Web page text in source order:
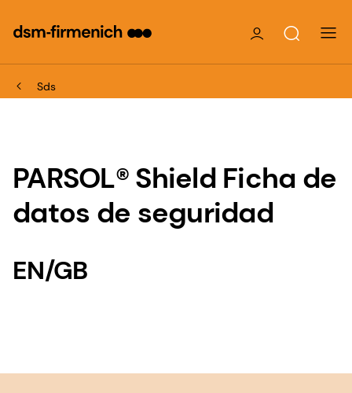
Sds
PARSOL® Shield Ficha de
datos de seguridad
EN/GB